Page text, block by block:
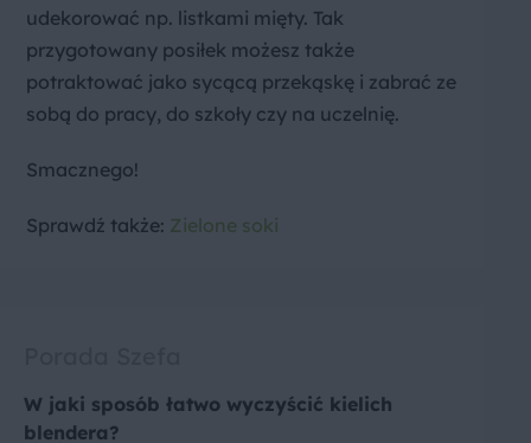
udekorować np. listkami mięty. Tak
przygotowany posiłek możesz także
potraktować jako sycącą przekąskę i zabrać ze
sobą do pracy, do szkoły czy na uczelnię.
Smacznego!
Sprawdź także: Zielone soki
W jaki sposób łatwo wyczyścić kielich
blendera?